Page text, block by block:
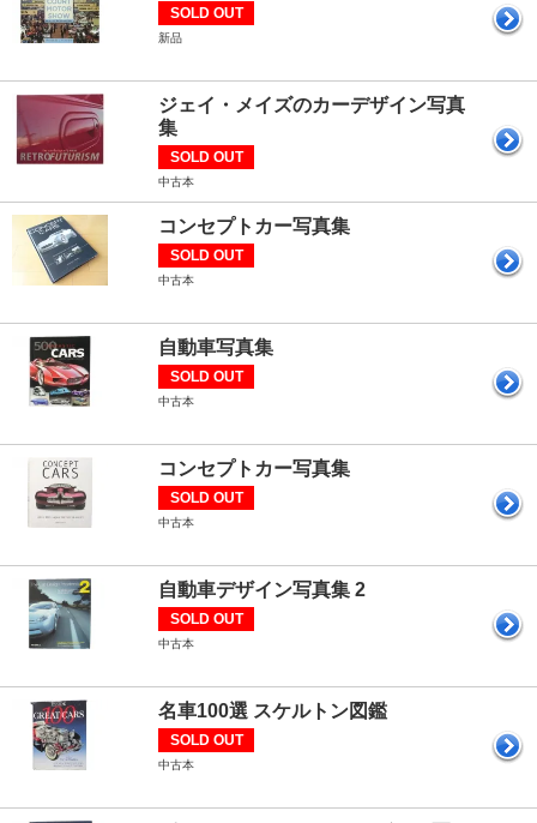
SOLD OUT
新品
ジェイ・メイズのカーデザイン写真
集
SOLD OUT
中古本
コンセプトカー写真集
SOLD OUT
中古本
自動車写真集
SOLD OUT
中古本
コンセプトカー写真集
SOLD OUT
中古本
自動車デザイン写真集 2
SOLD OUT
中古本
名車100選 スケルトン図鑑
SOLD OUT
中古本